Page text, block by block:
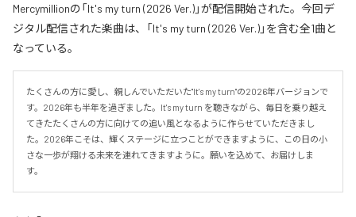
Mercymillionの「It's my turn (2026 Ver.)」が配信開始された。今回デ
ジタル配信された楽曲は、「It's my turn (2026 Ver.)」を含む全1曲と
なっている。
たくさんの方に愛し、親しんでいただいた"It's my turn"の2026年バージョンで
す。2026年も半年を過ぎました。It's my turn を聴きながら、毎日を乗り越え
てきたたくさんの方に向けての追い風となるように作らせていただきまし
た。2026年こそは、輝くステージに立つことができますように、この日の小
さな一歩が翔ける未来を連れてきますように。願いを込めて、お届けしま
す。